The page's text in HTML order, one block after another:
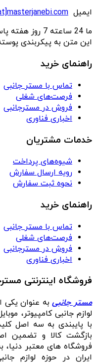
ایمیل
ما 24 ساعته 7
این متن به پیکربندی
راهنمای خرید
تماس با مستر جانبی
فرصت‌های شغلی
فروش در مسترجانبی
اخباری فناوری
خدمات مشتریان
شیوه‌های پرداخت
رویه ارسال سفارش
نحوه ثبت سفارش
راهنمای خرید
تماس با مستر جانبی
فرصت‌های شغلی
فروش در مسترجانبی
اخباری فناوری
فروشگاه اینترنتی
مستر جانبیبه عنوان یکی
لوازم جانبی کامپیوتر،
بازگشت کالا و تضمین
فروشگاه‌ های معتبر دنیا،
ایران در حوزه لوازم